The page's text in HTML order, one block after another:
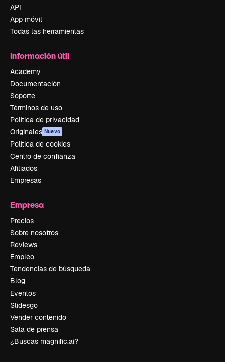
API
App móvil
Todas las herramientas
Información útil
Academy
Documentación
Soporte
Términos de uso
Política de privacidad
Originales Nuevo
Política de cookies
Centro de confianza
Afiliados
Empresas
Empresa
Precios
Sobre nosotros
Reviews
Empleo
Tendencias de búsqueda
Blog
Eventos
Slidesgo
Vender contenido
Sala de prensa
¿Buscas magnific.ai?